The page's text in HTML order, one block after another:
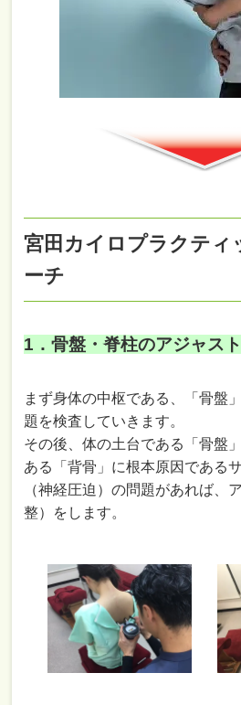
宮田カイロプラクティ
ーチ
1．骨盤・脊柱のアジャス
まず身体の中枢である、「骨盤
題を検査していきます。
その後、体の土台である「骨盤
ある「背骨」に根本原因である
（神経圧迫）の問題があれば、
整）をします。